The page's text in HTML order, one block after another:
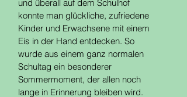
und überall auf dem Schulhof
konnte man glückliche, zufriedene
Kinder und Erwachsene mit einem
Eis in der Hand entdecken. So
wurde aus einem ganz normalen
Schultag ein besonderer
Sommermoment, der allen noch
lange in Erinnerung bleiben wird.